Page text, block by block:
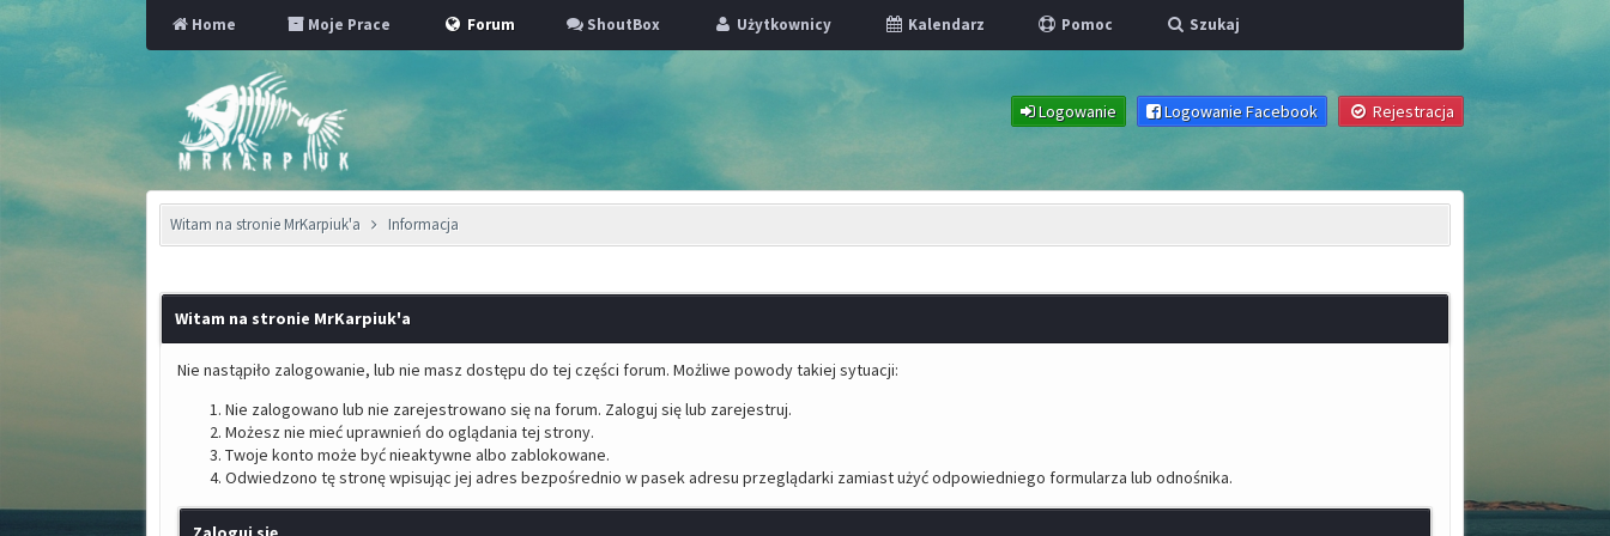
Home Moje Prace Forum ShoutBox Użytkownicy Kalendarz Pomoc Szukaj
Logowanie Logowanie Facebook Rejestracja
Witam na stronie MrKarpiuk'a Informacja
Witam na stronie MrKarpiuk'a
Nie nastąpiło zalogowanie, lub nie masz dostępu do tej części forum. Możliwe powody takiej sytuacji:
Nie zalogowano lub nie zarejestrowano się na forum. Zaloguj się lub zarejestruj.
Możesz nie mieć uprawnień do oglądania tej strony.
Twoje konto może być nieaktywne albo zablokowane.
Odwiedzono tę stronę wpisując jej adres bezpośrednio w pasek adresu przeglądarki zamiast użyć odpowiedniego formularza lub odnośnika.